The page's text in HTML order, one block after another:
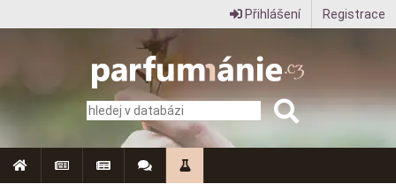
Přihlášení Registrace
Parfumanie.cz
–
vše
o